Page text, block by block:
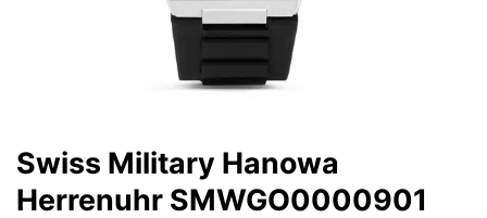
Swiss Military Hanowa
Herrenuhr SMWGO0000901